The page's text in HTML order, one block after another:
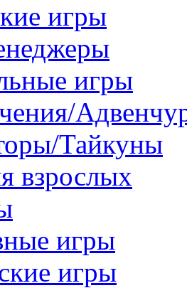
игры
игры
Тайкуны
взрослых
игры
игры